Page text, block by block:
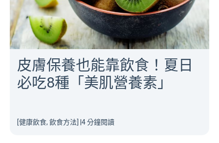
皮膚保養也能靠飲食！夏日
必吃8種「美肌營養素」
[健康飲食, 飲食方法] 4 分鐘閱讀